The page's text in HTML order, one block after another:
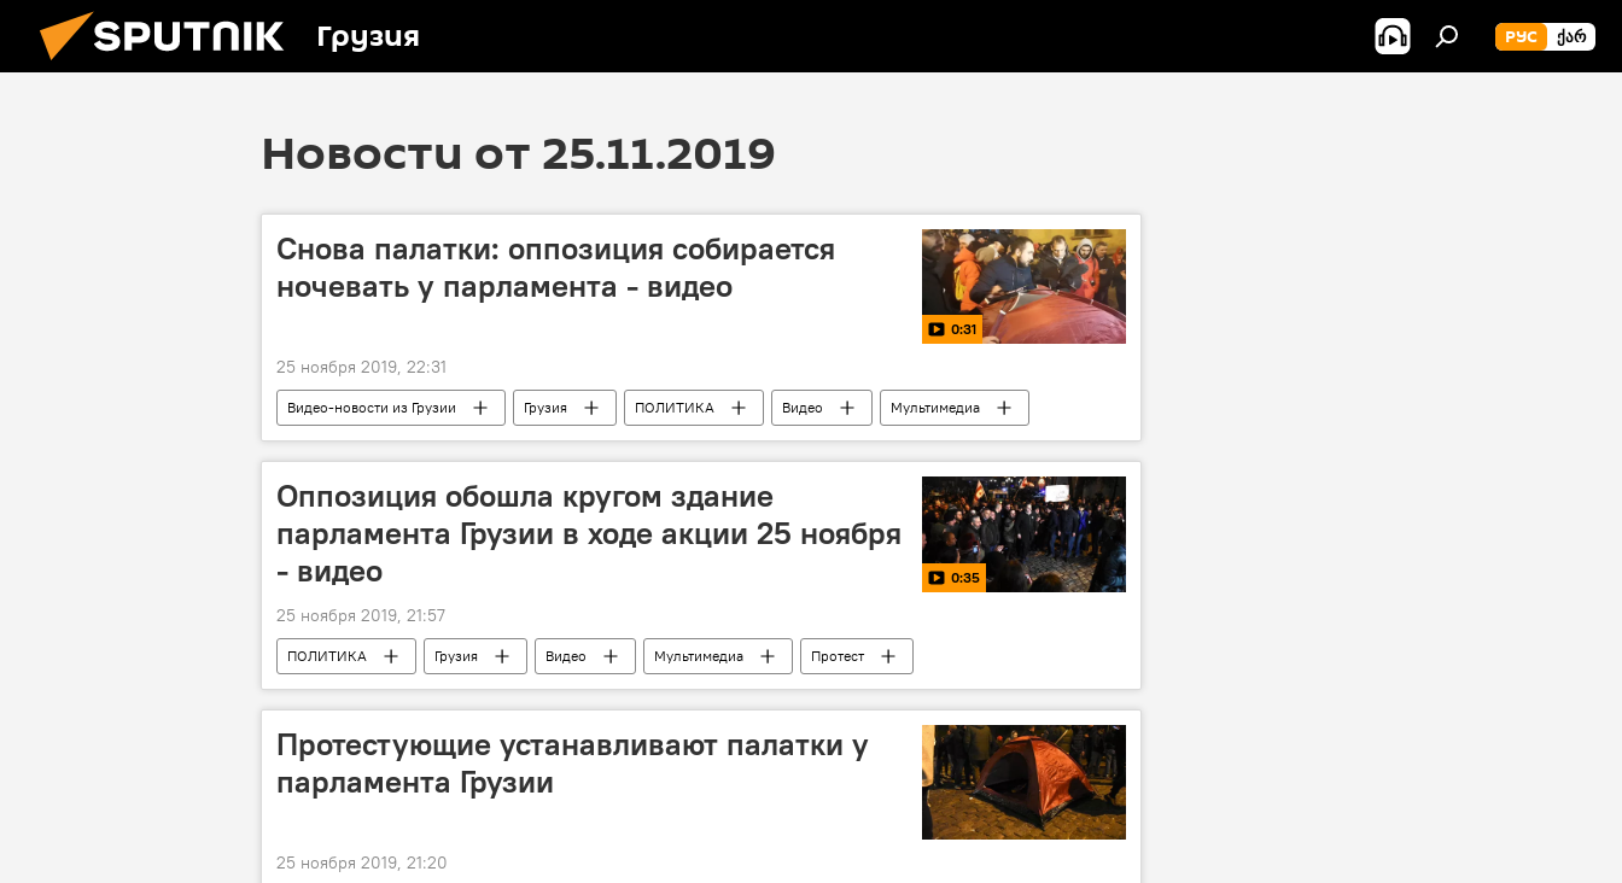
Грузия РУС ᲥᲐᲠ
Новости от 25.11.2019
Снова палатки: оппозиция собирается
ночевать у парламента - видео
0:31
25 ноября 2019, 22:31
Видео-новости из Грузии Грузия ПОЛИТИКА Видео
Мультимедиа
Протест
Акция протеста Акции протеста
Оппозиция обошла кругом здание
парламента Грузии в ходе акции 25 ноября
- видео
0:35
25 ноября 2019, 21:57
ПОЛИТИКА Грузия Видео Мультимедиа
Протест
Акция протеста
Акции протеста Видео-новости из Грузии
Протестующие устанавливают палатки у
парламента Грузии
25 ноября 2019, 21:20